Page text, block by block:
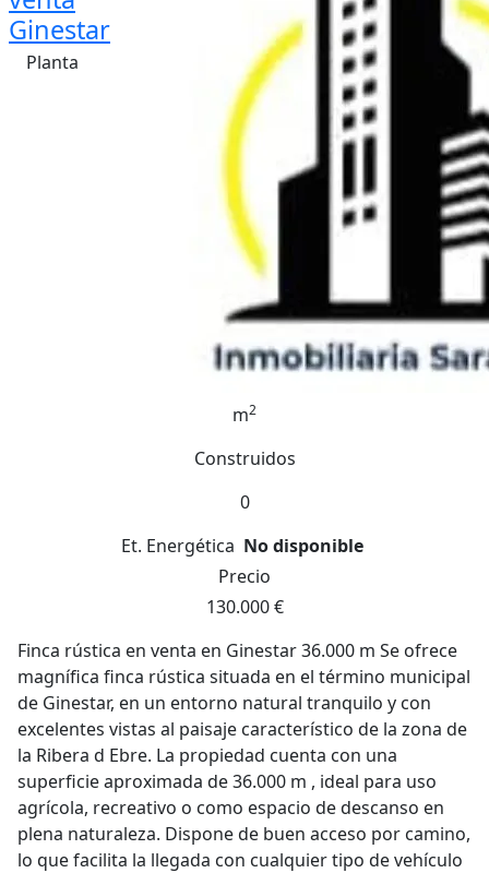
Ginestar
Planta
m2
Construidos
0
Et. Energética No disponible
Precio
130.000 €
Finca rústica en venta en Ginestar 36.000 m Se ofrece
magnífica finca rústica situada en el término municipal
de Ginestar, en un entorno natural tranquilo y con
excelentes vistas al paisaje característico de la zona de
la Ribera d Ebre. La propiedad cuenta con una
superficie aproximada de 36.000 m , ideal para uso
agrícola, recreativo o como espacio de descanso en
plena naturaleza. Dispone de buen acceso por camino,
lo que facilita la llegada con cualquier tipo de vehículo